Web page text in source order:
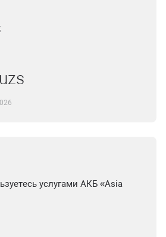
услугами АКБ «Asia